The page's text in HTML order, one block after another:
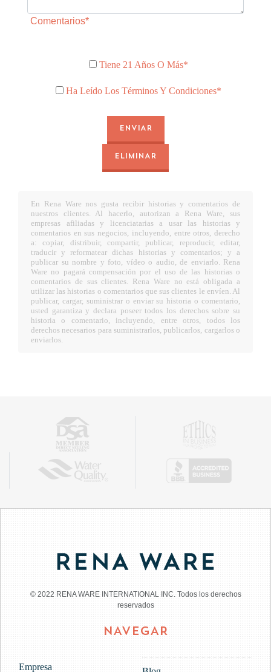
Comentarios*
Tiene 21 Años O Más*
Ha Leído Los Términos Y Condiciones*
ENVIAR
ELIMINAR
En Rena Ware nos gusta recibir historias y comentarios de
nuestros clientes. Al hacerlo, autorizan a Rena Ware, sus
empresas afiliadas y licenciatarias a usar las historias y
comentarios en sus negocios, incluyendo, entre otros, derecho
a: copiar, distribuir, compartir, publicar, reproducir, editar,
traducir y reformatear dichas historias y comentarios; y a
publicar su nombre y foto, vídeo o audio, de enviarlo. Rena
Ware no pagará compensación por el uso de las historias o
comentarios de sus clientes. Rena Ware no está obligada a
utilizar las historias o comentarios que sus clientes le envíen. Al
publicar, cargar, suministrar o enviar su historia o comentario,
usted garantiza y declara poseer todos los derechos sobre su
historia o comentario, incluyendo, entre otros, todos los
derechos necesarios para suministrarlos, publicarlos, cargarlos o
enviarlos.
© 2022 RENA WARE INTERNATIONAL INC. Todos los derechos
reservados
NAVEGAR
Empresa